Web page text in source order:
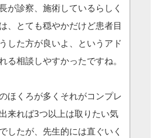
が診察、施術しているらしく
、とても穏やかだけど患者目
した方が良いよ、というアド
る相談しやすかったですね。
ほくろが多くそれがコンプレ
来れば3つ以上は取りたい気
したが、先生的には直ぐいく